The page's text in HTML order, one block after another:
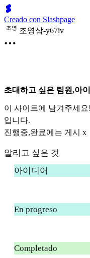
Creado con Slashpage
조영 조영삼-y67iv
초대하고 싶은 팀원,아
이 사이트에 남겨주세
입니다.
진행중,완료에는 게시 x
알리고 싶은 것
아이디어
En progreso
Completado